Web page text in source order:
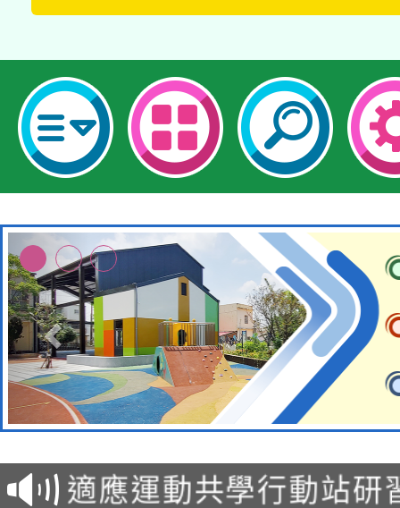
本校115學年度第2次
招甄選結果公告(無人
適應運動共學行動站研